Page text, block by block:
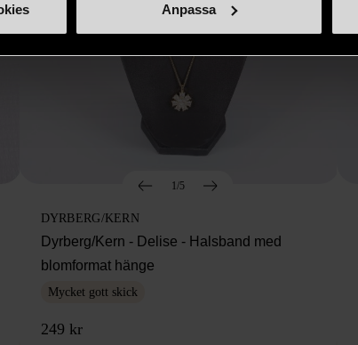
Anpassa
1/5
DYRBERG/KERN
Dyrberg/Kern - Delise - Halsband med
blomformat hänge
Mycket gott skick
249 kr